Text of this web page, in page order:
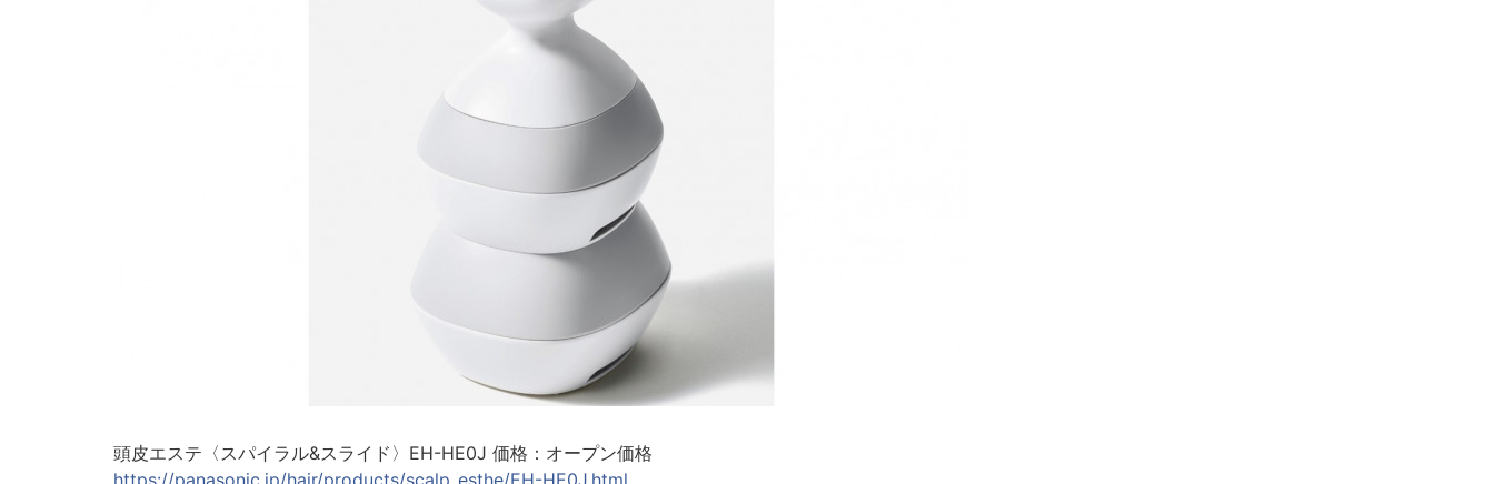
頭皮エステ〈スパイラル&スライド〉EH-HE0J 価格：オープン価格